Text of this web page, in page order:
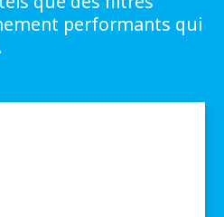
performants qui